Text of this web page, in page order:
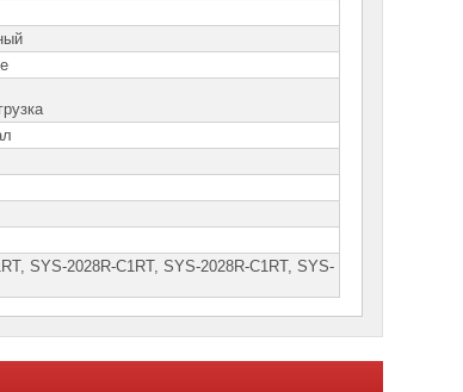
SYS-2028R-C1RT, SYS-2028R-С1RT, SYS-